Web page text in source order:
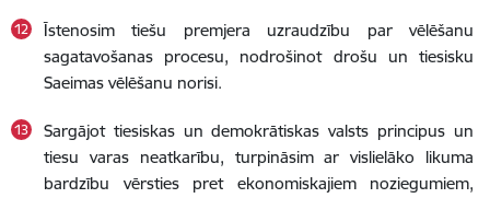
Īstenosim tiešu premjera uzraudzību par vēlēšanu
sagatavošanas procesu, nodrošinot drošu un tiesisku
Saeimas vēlēšanu norisi.
Sargājot tiesiskas un demokrātiskas valsts principus un
tiesu varas neatkarību, turpināsim ar vislielāko likuma
bardzību vērsties pret ekonomiskajiem noziegumiem,